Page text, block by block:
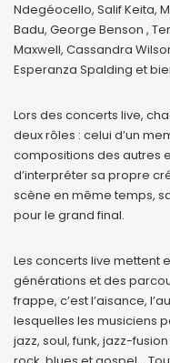
Ndegéocello, Salif Keita,
Badu, George Benson ,
Maxwell, Cassandra
Esperanza Spalding et
Lors des concerts live,
deux rôles : celui d’un
compositions des autres
d’interpréter sa propre
scène en même temps,
pour le grand final.
Les concerts live mettent
générations et des
frappe, c’est l’aisance,
lesquelles les musiciens
jazz, soul, funk, jazz-